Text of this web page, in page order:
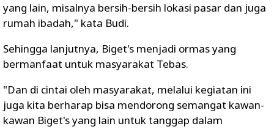
yang lain, misalnya bersih-bersih lokasi pasar dan juga
rumah ibadah," kata Budi.
Sehingga lanjutnya, Biget's menjadi ormas yang
bermanfaat untuk masyarakat Tebas.
"Dan di cintai oleh masyarakat, melalui kegiatan ini
juga kita berharap bisa mendorong semangat kawan-
kawan Biget's yang lain untuk tanggap dalam